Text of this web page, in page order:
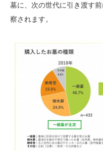
墓に、次の世代に引き渡す
察されます。